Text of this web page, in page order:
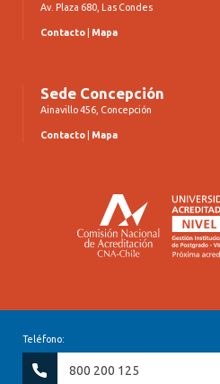
Av. Plaza 680, Las Condes
Contacto Mapa
Sede Concepción
Ainavillo 456, Concepción
Contacto Mapa
Teléfono:
800 200 125